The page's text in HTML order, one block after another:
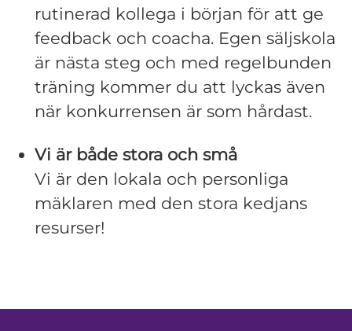
rutinerad kollega i början för att ge
feedback och coacha. Egen säljskola
är nästa steg och med regelbunden
träning kommer du att lyckas även
när konkurrensen är som hårdast.
Vi är både stora och små
Vi är den lokala och personliga
mäklaren med den stora kedjans
resurser!